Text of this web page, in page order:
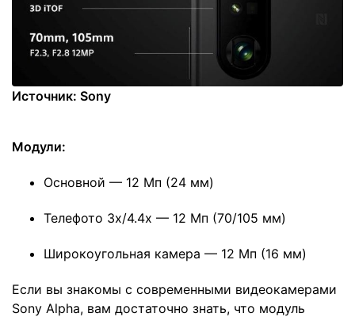
Источник: Sony
Модули:
Основной — 12 Мп (24 мм)
Телефото 3x/4.4x — 12 Мп (70/105 мм)
Широкоугольная камера — 12 Мп (16 мм)
Если вы знакомы с современными видеокамерами
Sony Alpha, вам достаточно знать, что модуль